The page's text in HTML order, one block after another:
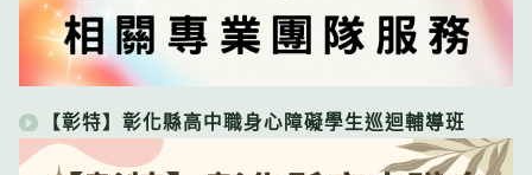
【彰特】彰化縣高中職身心障礙學生巡迴輔導班